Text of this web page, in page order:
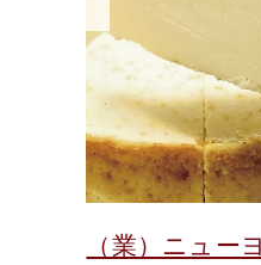
（業）ニュー